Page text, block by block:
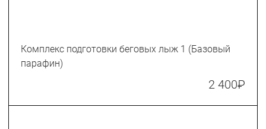
Комплекс подготовки беговых лыж 1 (Базовый
парафин)
2 400₽